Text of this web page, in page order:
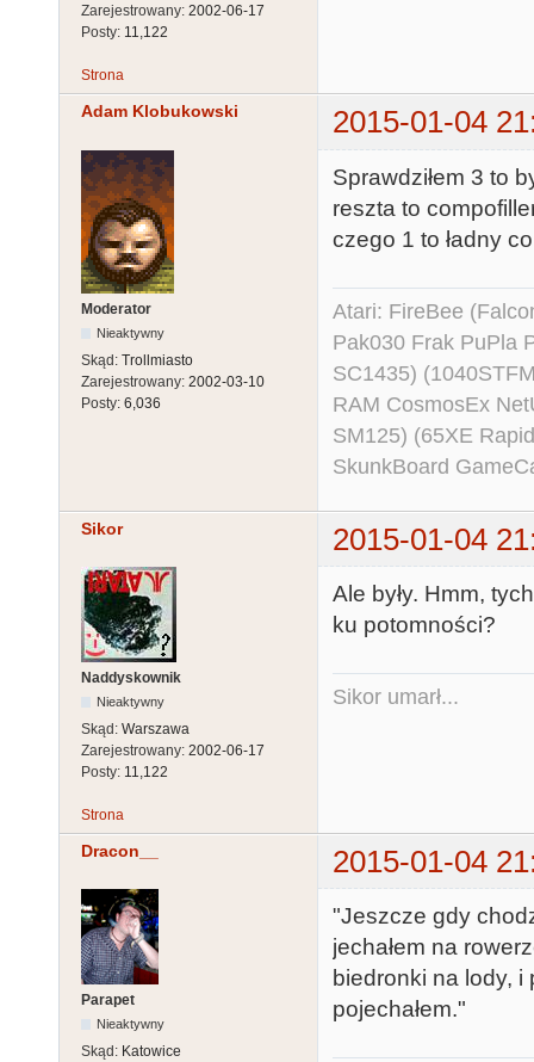
Zarejestrowany: 2002-06-17
Posty: 11,122
Strona
Adam Klobukowski 2015-01-04
Moderator
Nieaktywny
Skąd: Trollmiasto
Zarejestrowany: 2002-03-10
Posty: 6,036
Sprawdziłem 3 to
reszta to
czego 1 to ładny
Atari: FireBee
Pak030 Frak PuPla
SC1435)
RAM CosmosEx
SM125) (65XE
SkunkBoard
Sikor 2015-01-04
Naddyskownik
Nieaktywny
Skąd: Warszawa
Zarejestrowany: 2002-06-17
Posty: 11,122
Ale były. Hmm,
ku potomności?
Sikor umarł...
Strona
Dracon__ 2015-01-04
Parapet
Nieaktywny
Skąd: Katowice
"Jeszcze gdy
jechałem na
biedronki na lody,
pojechałem."